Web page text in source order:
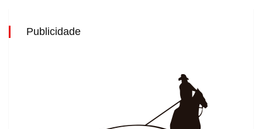
Publicidade